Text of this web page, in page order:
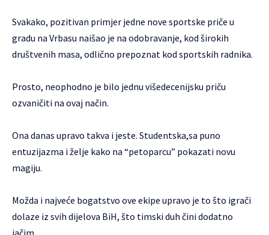
Svakako, pozitivan primjer jedne nove sportske priče u
gradu na Vrbasu naišao je na odobravanje, kod širokih
društvenih masa, odlično prepoznat kod sportskih radnika.
Prosto, neophodno je bilo jednu višedecenijsku priču
ozvaničiti na ovaj način.
Ona danas upravo takva i jeste. Studentska,sa puno
entuzijazma i želje kako na “petoparcu” pokazati novu
magiju.
Možda i najveće bogatstvo ove ekipe upravo je to što igrači
dolaze iz svih dijelova BiH, što timski duh čini dodatno
jačim.